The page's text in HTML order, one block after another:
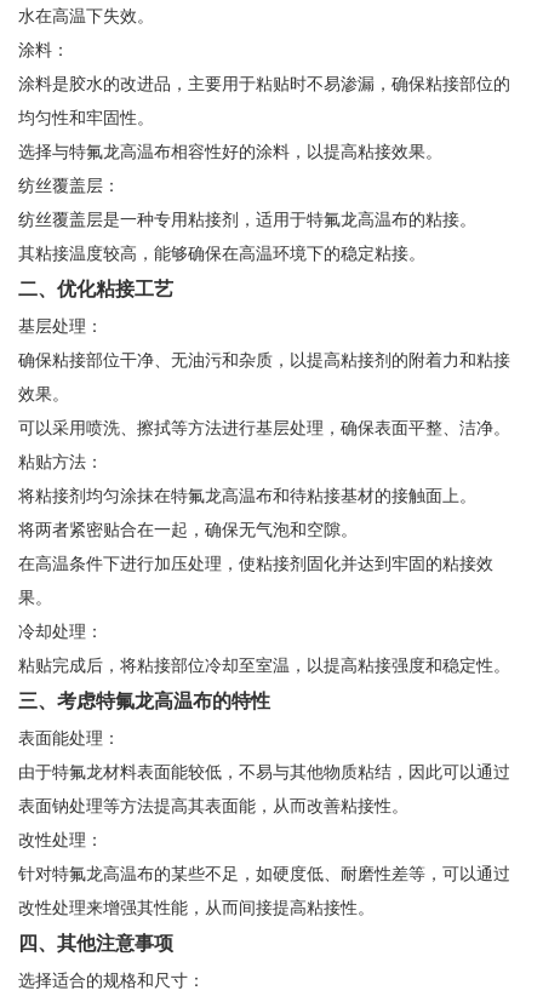
水在高温下失效。
涂料：
涂料是胶水的改进品，主要用于粘贴时不易渗漏，确保粘接部位的
均匀性和牢固性。
选择与特氟龙高温布相容性好的涂料，以提高粘接效果。
纺丝覆盖层：
纺丝覆盖层是一种专用粘接剂，适用于特氟龙高温布的粘接。
其粘接温度较高，能够确保在高温环境下的稳定粘接。
二、优化粘接工艺
基层处理：
确保粘接部位干净、无油污和杂质，以提高粘接剂的附着力和粘接
效果。
可以采用喷洗、擦拭等方法进行基层处理，确保表面平整、洁净。
粘贴方法：
将粘接剂均匀涂抹在特氟龙高温布和待粘接基材的接触面上。
将两者紧密贴合在一起，确保无气泡和空隙。
在高温条件下进行加压处理，使粘接剂固化并达到牢固的粘接效
果。
冷却处理：
粘贴完成后，将粘接部位冷却至室温，以提高粘接强度和稳定性。
三、考虑特氟龙高温布的特性
表面能处理：
由于特氟龙材料表面能较低，不易与其他物质粘结，因此可以通过
表面钠处理等方法提高其表面能，从而改善粘接性。
改性处理：
针对特氟龙高温布的某些不足，如硬度低、耐磨性差等，可以通过
改性处理来增强其性能，从而间接提高粘接性。
四、其他注意事项
选择适合的规格和尺寸：